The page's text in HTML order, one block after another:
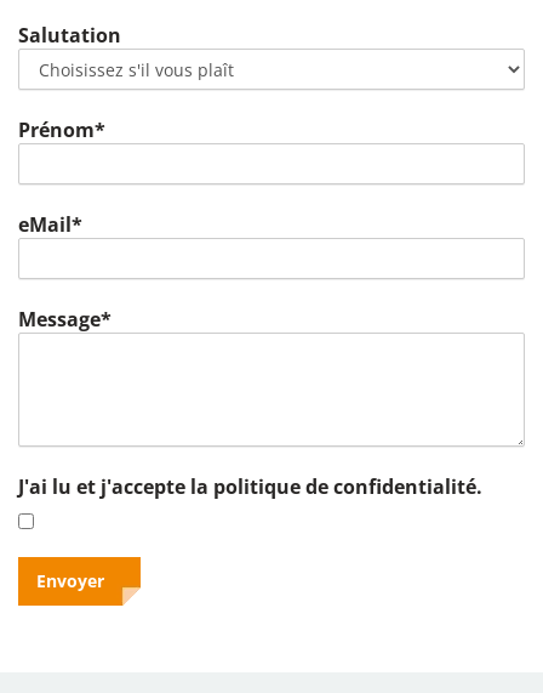
Salutation
Prénom*
eMail*
Message*
J'ai lu et j'accepte la politique de confidentialité.
Envoyer